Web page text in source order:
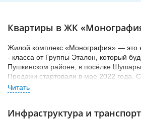
Квартиры в ЖК
Жилой комплекс «Монография» — это
- класса от Группы Эталон, который
Пушкинском районе, в посёлке
Продажи стартовали в мае 2022 года.
осуществлено по монолитной
составит 12 этажей. В отделке фасадов
Проектом не предусмотрено наличие
Инфраструктура и